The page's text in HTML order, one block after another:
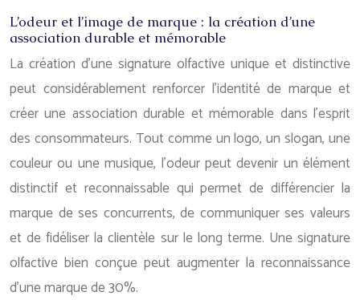
L’odeur et l’image de marque : la création d’une
association durable et mémorable
La création d’une signature olfactive unique et distinctive
peut considérablement renforcer l’identité de marque et
créer une association durable et mémorable dans l’esprit
des consommateurs. Tout comme un logo, un slogan, une
couleur ou une musique, l’odeur peut devenir un élément
distinctif et reconnaissable qui permet de différencier la
marque de ses concurrents, de communiquer ses valeurs
et de fidéliser la clientèle sur le long terme. Une signature
olfactive bien conçue peut augmenter la reconnaissance
d’une marque de 30%.